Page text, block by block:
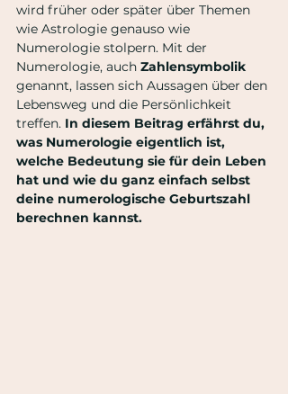
wird früher oder später über Themen
wie Astrologie genauso wie
Numerologie stolpern. Mit der
Numerologie, auch Zahlensymbolik
genannt, lassen sich Aussagen über den
Lebensweg und die Persönlichkeit
treffen. In diesem Beitrag erfährst du,
was Numerologie eigentlich ist,
welche Bedeutung sie für dein Leben
hat und wie du ganz einfach selbst
deine numerologische Geburtszahl
berechnen kannst.